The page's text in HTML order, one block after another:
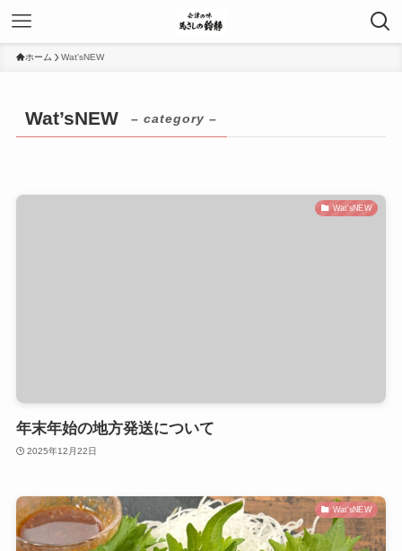
ホーム Wat'sNEW
Wat’sNEW – category –
Wat'sNEW
年末年始の地方発送について
2025年12月22日
Wat'sNEW